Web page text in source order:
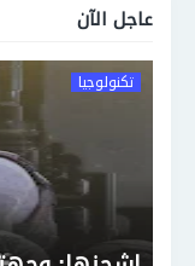
عاجل الآن
تكنولوجيا